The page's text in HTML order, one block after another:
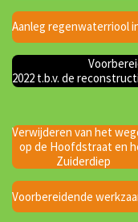
Aanleg regenwaterriool
2022 t.b.v. de
Verwijderen van het
op de Hoofdstraat en
Zuiderdiep
Voorbereidende